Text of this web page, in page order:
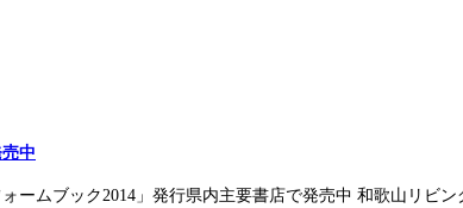
中
ームブック2014」発行県内主要書店で発売中 和歌山リビ